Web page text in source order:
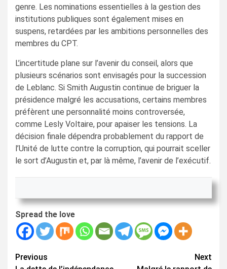
genre. Les nominations essentielles à la gestion des
institutions publiques sont également mises en
suspens, retardées par les ambitions personnelles des
membres du CPT.
L’incertitude plane sur l’avenir du conseil, alors que
plusieurs scénarios sont envisagés pour la succession
de Leblanc. Si Smith Augustin continue de briguer la
présidence malgré les accusations, certains membres
préfèrent une personnalité moins controversée,
comme Lesly Voltaire, pour apaiser les tensions. La
décision finale dépendra probablement du rapport de
l’Unité de lutte contre la corruption, qui pourrait sceller
le sort d’Augustin et, par là même, l’avenir de l’exécutif.
Spread the love
Continue
Previous
Next